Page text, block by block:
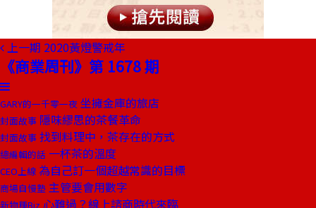
上一期 2020黃燈警戒年
《商業周刊》第 1678 期
GARY的一千零一夜 坐擁金庫的旅店
封面故事 隱味繆思的茶餐革命
封面故事 找到料理中，茶存在的方式
總編輯的話 一杯茶的溫度
CEO上線 為自己訂一個超越常識的目標
商場自慢塾 主管要會用數字
新物種Biz 心難過？線上諮商時代來臨